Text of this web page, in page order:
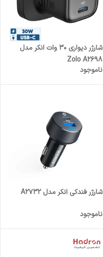
شارژر دیواری 30 وات انکر مدل
Zolo A2698
ناموجود
شارژر فندکی انکر مدل A2732
ناموجود